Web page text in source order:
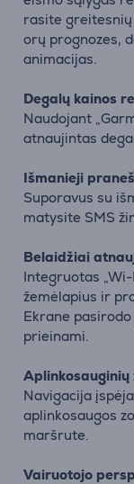
rasite
orų prognozes,
animacijas.
Degalų kainos
Naudojant
atnaujintas
Išmanieji
Suporavus su
matysite SMS
Belaidžiai
Integruotas
žemėlapius ir
Ekrane
prieinami.
Navigacija
aplinkosaugos
maršrute.
Vairuotojo